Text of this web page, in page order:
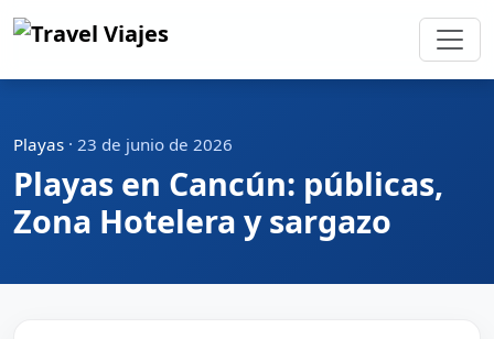
Playas · 23 de junio de 2026
Playas en Cancún: públicas,
Zona Hotelera y sargazo